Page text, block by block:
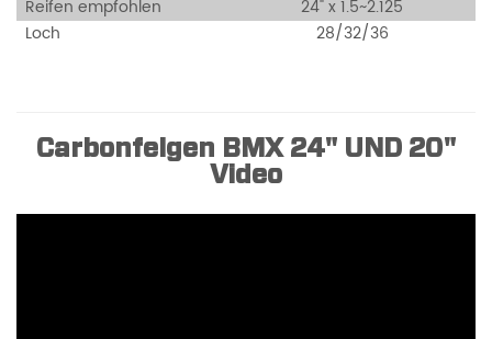
Reifen empfohlen
24" x 1.5~2.125
Loch
28/32/36
Carbonfelgen BMX 24" UND 20"
Video